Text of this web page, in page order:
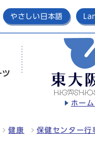
やさしい日本語
ホー
ツ
健康 保健センター行